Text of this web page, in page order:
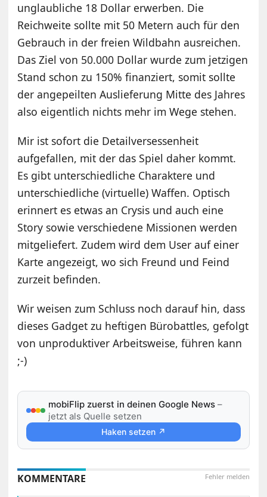
unglaubliche 18 Dollar erwerben. Die
Reichweite sollte mit 50 Metern auch für den
Gebrauch in der freien Wildbahn ausreichen.
Das Ziel von 50.000 Dollar wurde zum jetzigen
Stand schon zu 150% finanziert, somit sollte
der angepeilten Auslieferung Mitte des Jahres
also eigentlich nichts mehr im Wege stehen.
Mir ist sofort die Detailversessenheit
aufgefallen, mit der das Spiel daher kommt.
Es gibt unterschiedliche Charaktere und
unterschiedliche (virtuelle) Waffen. Optisch
erinnert es etwas an Crysis und auch eine
Story sowie verschiedene Missionen werden
mitgeliefert. Zudem wird dem User auf einer
Karte angezeigt, wo sich Freund und Feind
zurzeit befinden.
Wir weisen zum Schluss noch darauf hin, dass
dieses Gadget zu heftigen Bürobattles, gefolgt
von unproduktiver Arbeitsweise, führen kann
;-)
mobiFlip zuerst in deinen Google News –
jetzt als Quelle setzen
Haken setzen ↗
Fehler melden
KOMMENTARE